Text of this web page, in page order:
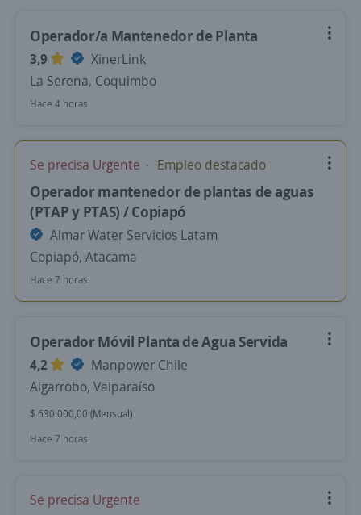
Operador/a Mantenedor de Planta
3,9
XinerLink
La Serena, Coquimbo
Hace 4 horas
Se precisa Urgente Empleo destacado
Operador mantenedor de plantas de aguas
(PTAP y PTAS) / Copiapó
Almar Water Servicios Latam
Copiapó, Atacama
Hace 7 horas
Operador Móvil Planta de Agua Servida
4,2
Manpower Chile
Algarrobo, Valparaíso
$ 630.000,00 (Mensual)
Hace 7 horas
Se precisa Urgente